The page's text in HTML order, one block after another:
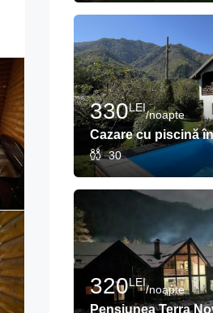
330LEI
/noapte
Cazare cu piscină
30
320LEI
/noapte
Pensiunea Terra